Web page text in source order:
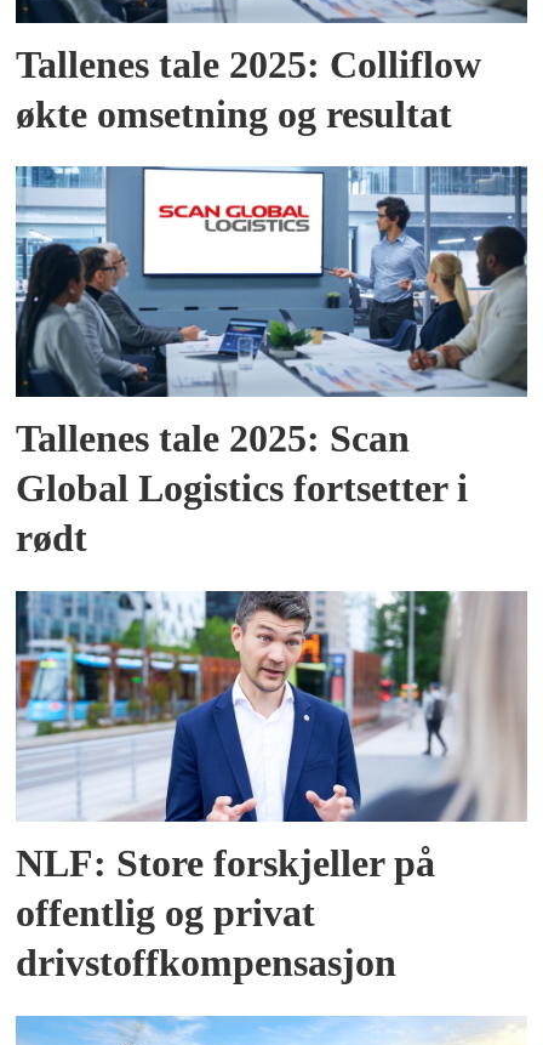
Tallenes tale 2025: Colliflow
økte omsetning og resultat
Tallenes tale 2025: Scan
Global Logistics fortsetter i
rødt
NLF: Store forskjeller på
offentlig og privat
drivstoffkompensasjon